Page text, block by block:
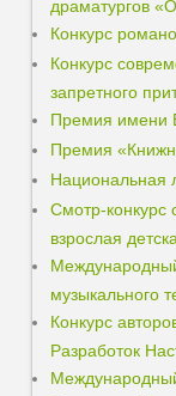
драматургов
Конкурс
Конкурс
запретного
Премия имени
Премия
Национальная
Смотр-конкурс
взрослая
музыкального
Конкурс
Разработок